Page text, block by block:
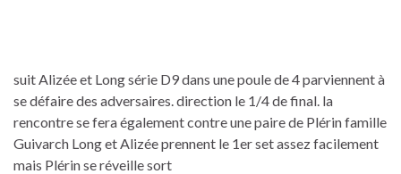
suit Alizée et Long série D9 dans une poule de 4 parviennent à
se défaire des adversaires. direction le 1/4 de final. la
rencontre se fera également contre une paire de Plérin famille
Guivarch Long et Alizée prennent le 1er set assez facilement
mais Plérin se réveille sort